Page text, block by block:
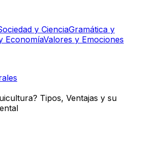
y CienciaGramática y
EconomíaValores y Emociones
Tipos, Ventajas y su